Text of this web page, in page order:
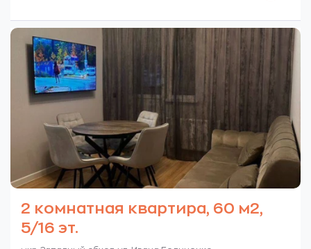
2 комнатная квартира, 60 м2,
5/16 эт.